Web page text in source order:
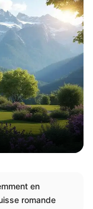
en
romande